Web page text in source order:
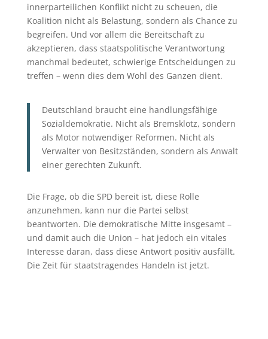
innerparteilichen Konflikt nicht zu scheuen, die
Koalition nicht als Belastung, sondern als Chance zu
begreifen. Und vor allem die Bereitschaft zu
akzeptieren, dass staatspolitische Verantwortung
manchmal bedeutet, schwierige Entscheidungen zu
treffen – wenn dies dem Wohl des Ganzen dient.
Deutschland braucht eine handlungsfähige
Sozialdemokratie. Nicht als Bremsklotz, sondern
als Motor notwendiger Reformen. Nicht als
Verwalter von Besitzständen, sondern als Anwalt
einer gerechten Zukunft.
Die Frage, ob die SPD bereit ist, diese Rolle
anzunehmen, kann nur die Partei selbst
beantworten. Die demokratische Mitte insgesamt –
und damit auch die Union – hat jedoch ein vitales
Interesse daran, dass diese Antwort positiv ausfällt.
Die Zeit für staatstragendes Handeln ist jetzt.